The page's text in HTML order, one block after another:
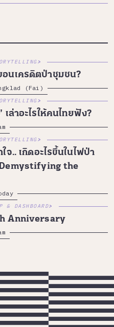
นเครดิตป่าชุมชน?
(Fai)
เล่าอะไรให้คนไทยฟัง?
จ.. เกิดอะไรขึ้นในไฟป่า
the
& DASHBOARD
Anniversary